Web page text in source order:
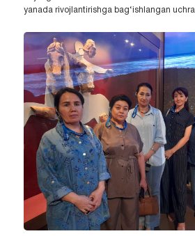
yanada rivojlantirishga bag‘ishlangan